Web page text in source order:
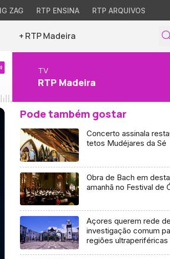
ZAG RTP ENSINA RTP ARQUIVOS
+ RTP Madeira
TV
RTP Madeira
Pode também gostar
Concerto assinala
tetos Mudéjares da Sé
Obra de Bach em
amanhã no Festival de
Açores querem rede de
investigação comum
regiões ultraperiféricas